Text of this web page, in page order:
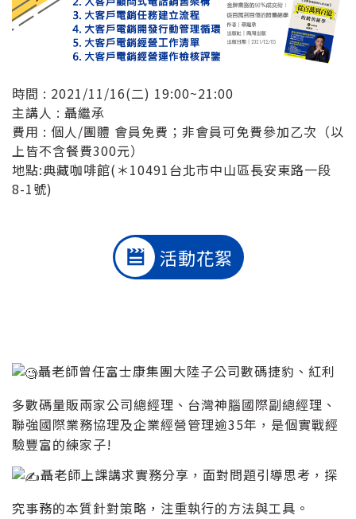
時間 : 2021/11/16(二) 19:00~21:00
主講人 : 聶繼承
費用 : 個人/團體 會員免費；非會員可免費參加乙次（以
上皆不含餐費300元）
地點:典藏咖啡館(＊10491台北市中山區長安東路一段
8-1號)
活動花絮
聶老師曾任富士康集團大陸子公司數碼捷豹、紅利
多數碼量販兩家公司總經理、台灣神腦國際副總經理、
聯強國際業務協理及企業經營管理逾35年，是個實戰經
驗豐富的練家子!
聶老師上課講求實務分享，面對問題引導思考，探
究事務的本質針對策略，注重執行的方法與工具。